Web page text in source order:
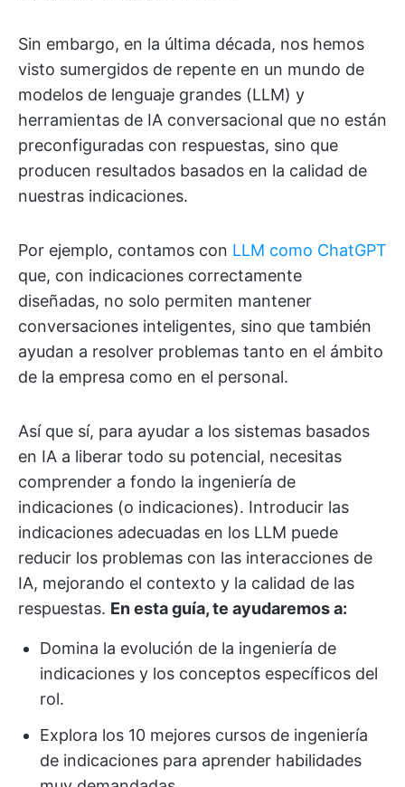
Sin embargo, en la última década, nos hemos
visto sumergidos de repente en un mundo de
modelos de lenguaje grandes (LLM) y
herramientas de IA conversacional que no están
preconfiguradas con respuestas, sino que
producen resultados basados en la calidad de
nuestras indicaciones.
Por ejemplo, contamos con LLM como ChatGPT
que, con indicaciones correctamente
diseñadas, no solo permiten mantener
conversaciones inteligentes, sino que también
ayudan a resolver problemas tanto en el ámbito
de la empresa como en el personal.
Así que sí, para ayudar a los sistemas basados
en IA a liberar todo su potencial, necesitas
comprender a fondo la ingeniería de
indicaciones (o indicaciones). Introducir las
indicaciones adecuadas en los LLM puede
reducir los problemas con las interacciones de
IA, mejorando el contexto y la calidad de las
respuestas. En esta guía, te ayudaremos a:
Domina la evolución de la ingeniería de
indicaciones y los conceptos específicos del
rol.
Explora los 10 mejores cursos de ingeniería
de indicaciones para aprender habilidades